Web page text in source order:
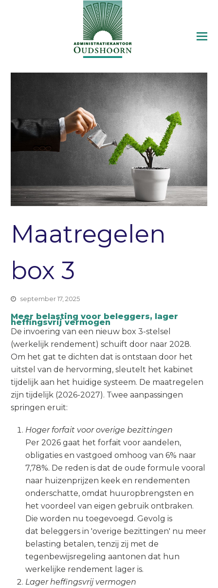
Maatregelen
box 3
september 17, 2025
Meer belasting voor beleggers, lager
heffingsvrij vermogen
De invoering van een nieuw box 3-stelsel
(werkelijk rendement) schuift door naar 2028.
Om het gat te dichten dat is ontstaan door het
uitstel van de hervorming, sleutelt het kabinet
tijdelijk aan het huidige systeem. De maatregelen
zijn tijdelijk (2026-2027). Twee aanpassingen
springen eruit:
Hoger forfait voor overige bezittingen
Per 2026 gaat het forfait voor aandelen,
obligaties en vastgoed omhoog van 6% naar
7,78%. De reden is dat de oude formule vooral
naar huizenprijzen keek en rendementen
onderschatte, omdat huuropbrengsten en
het voordeel van eigen gebruik ontbraken.
Die worden nu toegevoegd. Gevolg is
dat beleggers in 'overige bezittingen' nu meer
belasting betalen, tenzij zij met de
tegenbewijsregeling aantonen dat hun
werkelijke rendement lager is.
Lager heffingsvrij vermogen